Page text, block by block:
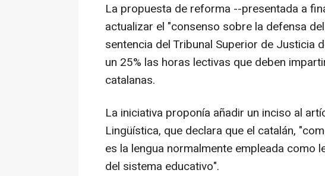
La propuesta de reforma --presentada a
actualizar el "consenso sobre la defensa
sentencia del Tribunal Superior de Justicia
un 25% las horas lectivas que deben
catalanas.
La iniciativa proponía añadir un inciso al
Lingüística, que declara que el catalán,
es la lengua normalmente empleada como
del sistema educativo".